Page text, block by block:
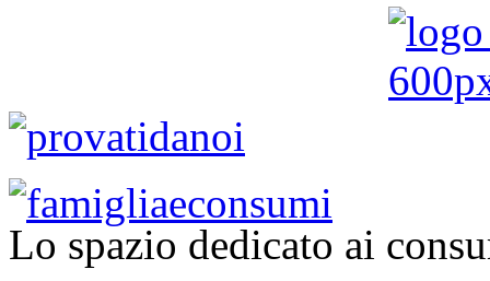
Lo spazio dedicato ai